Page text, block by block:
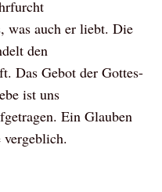
was auch er liebt. Die
den
Das Gebot der Gottes-
ist uns
Ein Glauben